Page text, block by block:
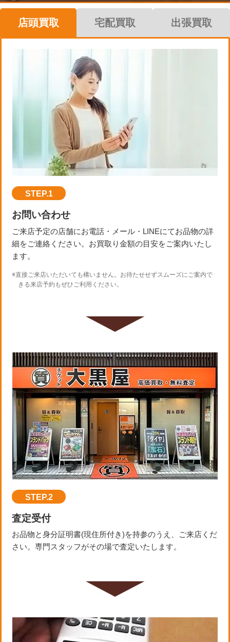
店頭買取 宅配買取 出張買取
STEP.1
お問い合わせ
ご来店予定の店舗にお電話・メール・LINEにてお品物の詳
細をご連絡ください。お買取り金額の目安をご案内いたし
ます。
※直接ご来店いただいても構いません。お待たせせずスムーズにご案内で
きる来店予約もぜひご利用ください。
STEP.2
査定受付
お品物と身分証明書(現住所付き)を持参のうえ、ご来店くだ
さい。専門スタッフがその場で査定いたします。